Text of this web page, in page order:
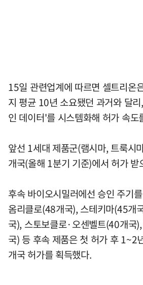
15일 관련업계에 따르면 셀트리온
지 평균 10년 소요됐던 과거와 달
인 데이터'를 시스템화해 허가 속도
앞선 1세대 제품군(램시마, 트룩시
개국(올해 1분기 기준)에서 허가 받
후속 바이오시밀러에선 승인 주기
옴리클로(48개국), 스테키마(45개
국), 스토보클로·오센벨트(40개국
국) 등 후속 제품은 첫 허가 후 1~2
개국 허가를 획득했다.